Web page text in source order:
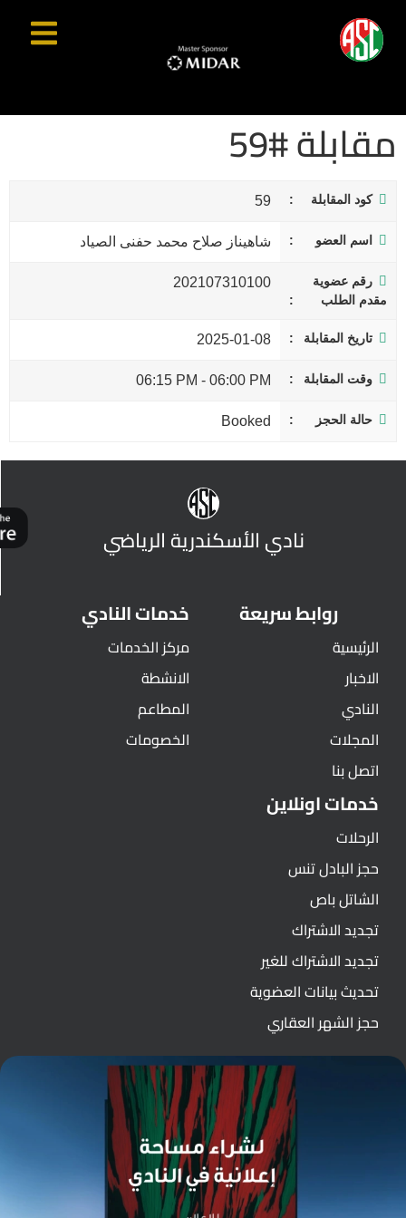
مقابلة #59
كود المقابلة 59
اسم العضو شاهيناز صلاح محمد حفنى الصياد
رقم عضوية
مقدم الطلب
202107310100
تاريخ المقابلة 2025-01-08
وقت المقابلة 06:00 PM
-
06:15 PM
حالة الحجز Booked
نادي الأسكندرية الرياضي
روابط سريعة
الرئيسية
الاخبار
النادي
المجلات
اتصل بنا
خدمات النادي
مركز الخدمات
الانشطة
المطاعم
الخصومات
خدمات اونلاين
الرحلات
حجز البادل تنس
الشاتل باص
تجديد الاشتراك
تجديد الاشتراك للغير
تحديث بيانات العضوية
حجز الشهر العقاري